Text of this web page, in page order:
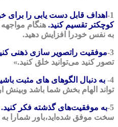
1- اهداف قابل دست یابی را برای
کوچکتر تقسیم کنید. هنگام
به نفس خودرا افزایش دهید.
3- موفقیت راتصویر سازی ذهنی
تصور کنید می‌توانید خلق کنید.»
4- به دنبال الگوهای های مثبت
تواند الهام بخش شما باشد وبینش
5- به موفقیت‌های گذشته فکر کنید.
سخت موفق شده‌اید،باور شمارا به